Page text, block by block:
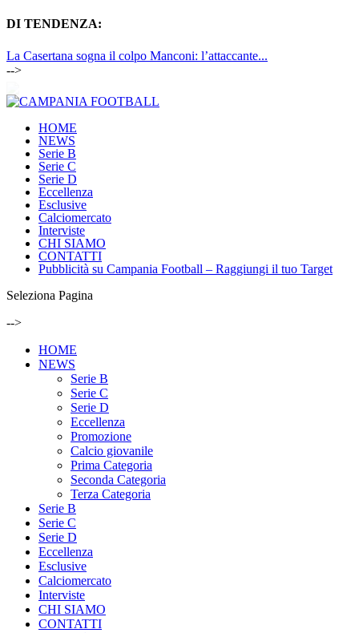
DI TENDENZA:
La Casertana sogna il colpo Manconi: l’attaccante...
-->
NEWS
Serie B
Serie C
Serie D
Eccellenza
Esclusive
Calciomercato
Interviste
CHI SIAMO
CONTATTI
Pubblicità su Campania Football – Raggiungi il tuo Target
NEWS
Serie B
Serie C
Serie D
Eccellenza
Promozione
Calcio giovanile
Prima Categoria
Seconda Categoria
Terza Categoria
Serie B
Serie C
Serie D
Eccellenza
Esclusive
Calciomercato
Interviste
CHI SIAMO
CONTATTI
Pubblicità su Campania Football – Raggiungi il tuo Target